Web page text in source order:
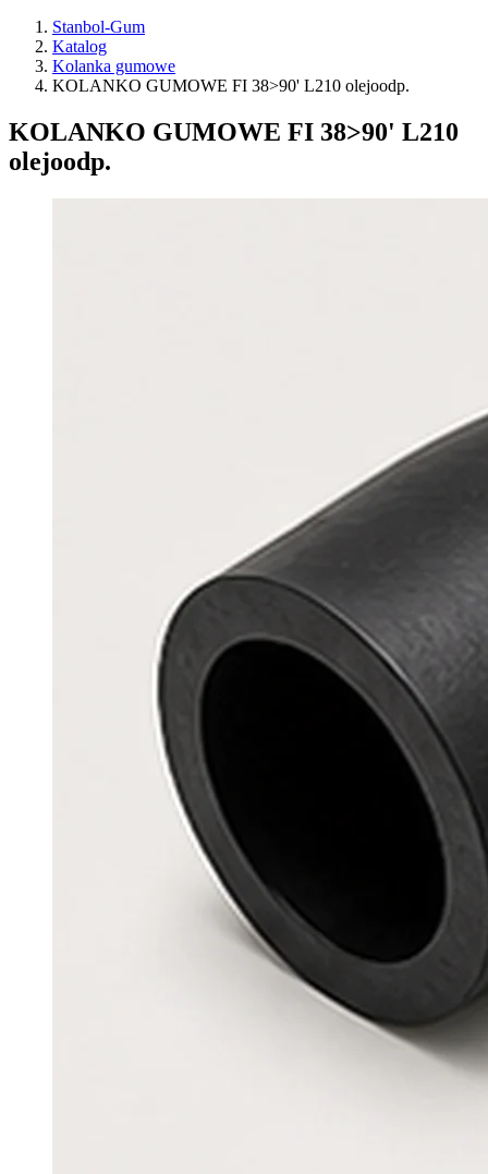
Stanbol-Gum
Katalog
Kolanka gumowe
KOLANKO GUMOWE FI 38>90' L210 olejoodp.
KOLANKO GUMOWE FI 38>90' L210
olejoodp.